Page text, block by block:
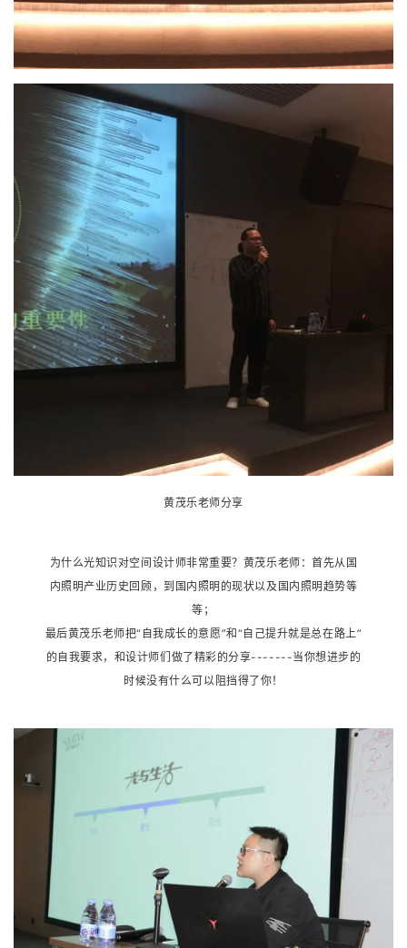
黄茂乐老师分享
为什么光知识对空间设计师非常重要？黄茂乐老师：首先从国
内照明产业历史回顾，到国内照明的现状以及国内照明趋势等
等；
最后黄茂乐老师把“自我成长的意愿”和“自己提升就是总在路上”
的自我要求，和设计师们做了精彩的分享-------当你想进步的
时候没有什么可以阻挡得了你！